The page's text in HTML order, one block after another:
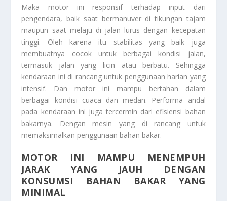
Maka motor ini responsif terhadap input dari
pengendara, baik saat bermanuver di tikungan tajam
maupun saat melaju di jalan lurus dengan kecepatan
tinggi. Oleh karena itu stabilitas yang baik juga
membuatnya cocok untuk berbagai kondisi jalan,
termasuk jalan yang licin atau berbatu. Sehingga
kendaraan ini di rancang untuk penggunaan harian yang
intensif. Dan motor ini mampu bertahan dalam
berbagai kondisi cuaca dan medan. Performa andal
pada kendaraan ini juga tercermin dari efisiensi bahan
bakarnya. Dengan mesin yang di rancang untuk
memaksimalkan penggunaan bahan bakar.
MOTOR INI MAMPU MENEMPUH
JARAK YANG JAUH DENGAN
KONSUMSI BAHAN BAKAR YANG
MINIMAL